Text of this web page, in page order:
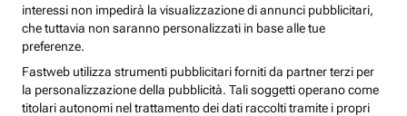
interessi non impedirà la visualizzazione di annunci pubblicitari,
che tuttavia non saranno personalizzati in base alle tue
preferenze.
Fastweb utilizza strumenti pubblicitari forniti da partner terzi per
la personalizzazione della pubblicità. Tali soggetti operano come
titolari autonomi nel trattamento dei dati raccolti tramite i propri